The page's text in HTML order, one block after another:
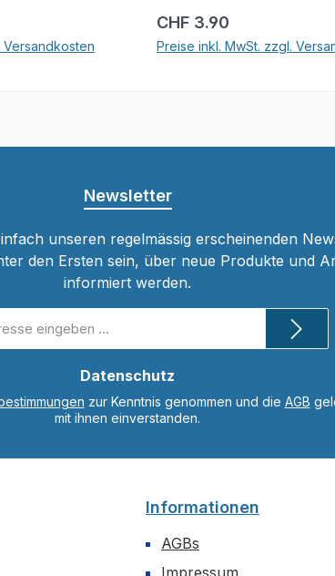
Versandkosten
Regulärer Preis:
CHF 3.90
Preise inkl. MwSt. zzgl.
Newsletter
unseren regelmässig erscheinenden
den Ersten sein, über neue Produkte und
informiert werden.
Datenschutz
zur Kenntnis genommen und die AGB
mit ihnen einverstanden.
Informationen
AGBs
Impressum